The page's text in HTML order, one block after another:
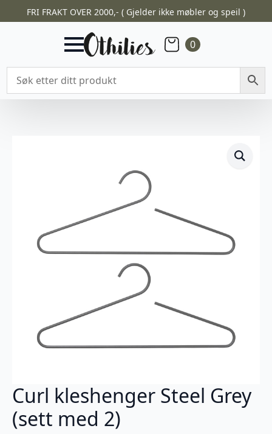
FRI FRAKT OVER 2000,- ( Gjelder ikke møbler og speil )
0
Curl kleshenger Steel Grey
(sett med 2)